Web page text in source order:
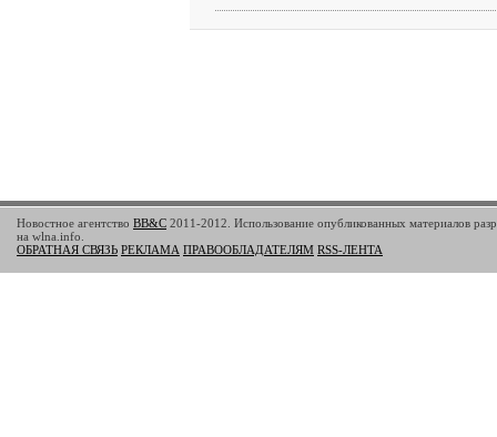
Новостное агентство BB&C 2011-2012. Использование опубликованных материалов
на wlna.info.
ОБРАТНАЯ СВЯЗЬ РЕКЛАМА ПРАВООБЛАДАТЕЛЯМ RSS-ЛЕНТА